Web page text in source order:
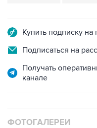
Купить подписку
Подписаться на
Получать
канале
ФОТОГАЛЕРЕИ